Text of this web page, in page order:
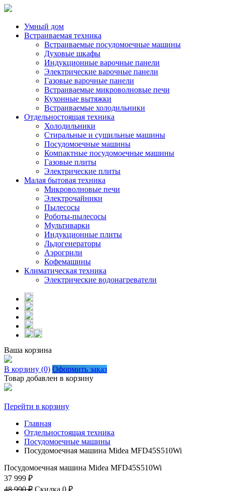
Умный дом
Встраиваемая техника
Встраиваемые посудомоечные машины
Духовые шкафы
Индукционные варочные панели
Электрические варочные панели
Газовые варочные панели
Встраиваемые микроволновые печи
Кухонные вытяжки
Встраиваемые холодильники
Отдельностоящая техника
Холодильники
Стиральные и сушильные машины
Посудомоечные машины
Компактные посудомоечные машины
Газовые плиты
Электрические плиты
Малая бытовая техника
Микроволновые печи
Электрочайники
Пылесосы
Роботы-пылесосы
Мультиварки
Индукционные плиты
Льдогенераторы
Аэрогрили
Кофемашины
Климатическая техника
Электрические водонагреватели
Ваша корзина
В корзину (0) Оформить заказ
Товар добавлен в корзину
Перейти в корзину
Главная
Отдельностоящая техника
Посудомоечные машины
Посудомоечная машина Midea MFD45S510Wi
Посудомоечная машина Midea MFD45S510Wi
37 999 ₽
48 990 ₽ Скидка 0 ₽